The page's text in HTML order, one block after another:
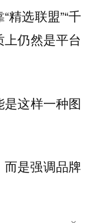
精选联盟”“千
上仍然是平台
这样一种图
而是强调品牌